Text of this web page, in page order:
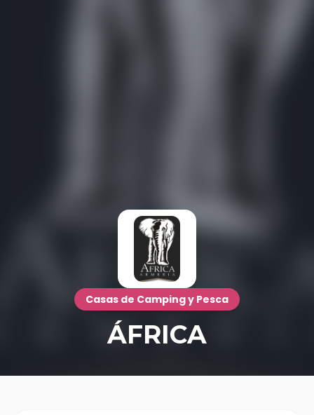
Casas de Camping y Pesca
ÁFRICA